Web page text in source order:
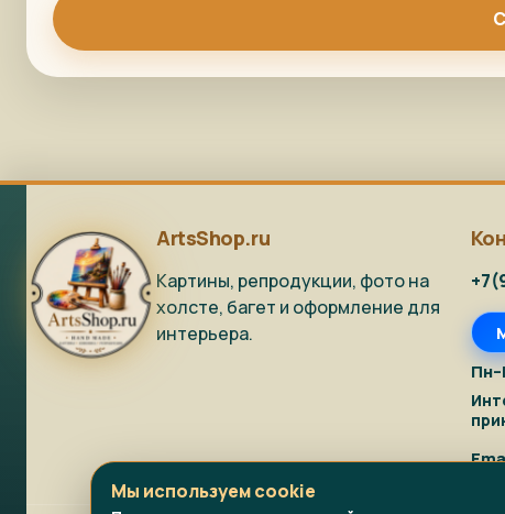
ArtsShop.ru
Картины, репродукции, фото на
холсте, багет и оформление для
интерьера.
Мы используем cookie